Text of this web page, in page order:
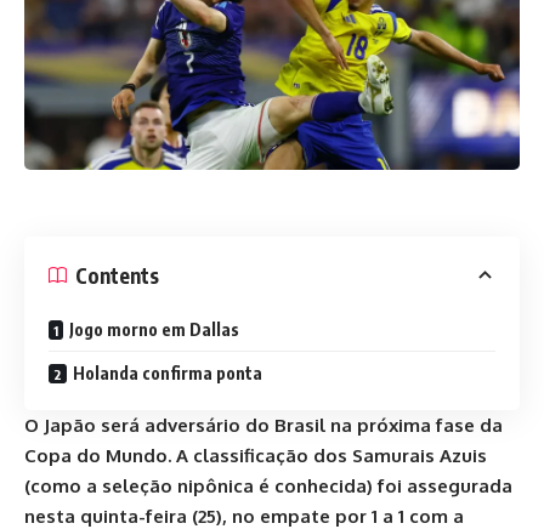
Contents
Jogo morno em Dallas
Holanda confirma ponta
O Japão será adversário do Brasil na próxima fase da
Copa do Mundo. A classificação dos Samurais Azuis
(como a seleção nipônica é conhecida) foi assegurada
nesta quinta-feira (25), no empate por 1 a 1 com a